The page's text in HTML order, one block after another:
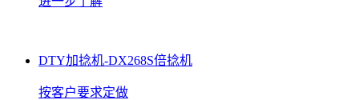
DTY加捻机-DX268S倍捻机
按客户要求定做